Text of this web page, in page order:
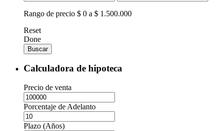
Rango de precio $ 0 a $ 1.500.000
Reset
Done
Buscar
Calculadora de hipoteca
Precio de venta
Porcentaje de Adelanto
Plazo (Años)